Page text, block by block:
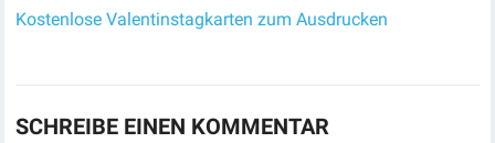
Kostenlose Valentinstagkarten zum Ausdrucken
SCHREIBE EINEN KOMMENTAR